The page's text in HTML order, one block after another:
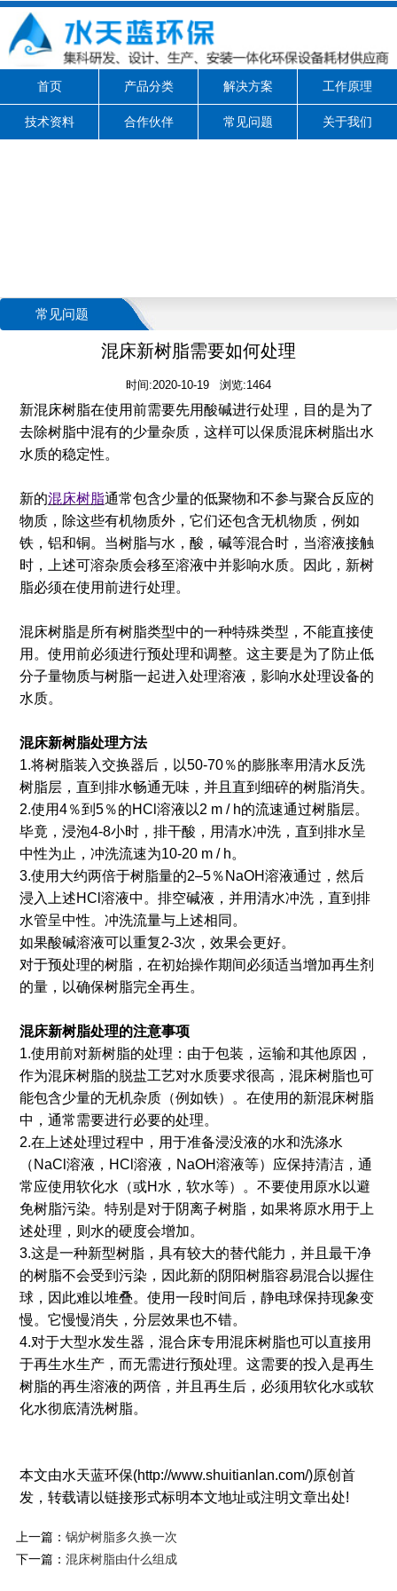
首页 产品分类 解决方案 工作原理
技术资料 合作伙伴 常见问题 关于我们
常见问题
混床新树脂需要如何处理
时间:2020-10-19 浏览:1464
新混床树脂在使用前需要先用酸碱进行处理，目的是为了
去除树脂中混有的少量杂质，这样可以保质混床树脂出水
水质的稳定性。
新的混床树脂通常包含少量的低聚物和不参与聚合反应的
物质，除这些有机物质外，它们还包含无机物质，例如
铁，铝和铜。当树脂与水，酸，碱等混合时，当溶液接触
时，上述可溶杂质会移至溶液中并影响水质。因此，新树
脂必须在使用前进行处理。
混床树脂是所有树脂类型中的一种特殊类型，不能直接使
用。使用前必须进行预处理和调整。这主要是为了防止低
分子量物质与树脂一起进入处理溶液，影响水处理设备的
水质。
混床新树脂处理方法
1.将树脂装入交换器后，以50-70％的膨胀率用清水反洗
树脂层，直到排水畅通无味，并且直到细碎的树脂消失。
2.使用4％到5％的HCl溶液以2 m / h的流速通过树脂层。
毕竟，浸泡4-8小时，排干酸，用清水冲洗，直到排水呈
中性为止，冲洗流速为10-20 m / h。
3.使用大约两倍于树脂量的2–5％NaOH溶液通过，然后
浸入上述HCl溶液中。排空碱液，并用清水冲洗，直到排
水管呈中性。冲洗流量与上述相同。
如果酸碱溶液可以重复2-3次，效果会更好。
对于预处理的树脂，在初始操作期间必须适当增加再生剂
的量，以确保树脂完全再生。
混床新树脂处理的注意事项
1.使用前对新树脂的处理：由于包装，运输和其他原因，
作为混床树脂的脱盐工艺对水质要求很高，混床树脂也可
能包含少量的无机杂质（例如铁）。在使用的新混床树脂
中，通常需要进行必要的处理。
2.在上述处理过程中，用于准备浸没液的水和洗涤水
（NaCl溶液，HCl溶液，NaOH溶液等）应保持清洁，通
常应使用软化水（或H水，软水等）。不要使用原水以避
免树脂污染。特别是对于阴离子树脂，如果将原水用于上
述处理，则水的硬度会增加。
3.这是一种新型树脂，具有较大的替代能力，并且最干净
的树脂不会受到污染，因此新的阴阳树脂容易混合以握住
球，因此难以堆叠。使用一段时间后，静电球保持现象变
慢。它慢慢消失，分层效果也不错。
4.对于大型水发生器，混合床专用混床树脂也可以直接用
于再生水生产，而无需进行预处理。这需要的投入是再生
树脂的再生溶液的两倍，并且再生后，必须用软化水或软
化水彻底清洗树脂。
本文由水天蓝环保(http://www.shuitianlan.com/)原创首
发，转载请以链接形式标明本文地址或注明文章出处!
上一篇： 锅炉树脂多久换一次
下一篇： 混床树脂由什么组成